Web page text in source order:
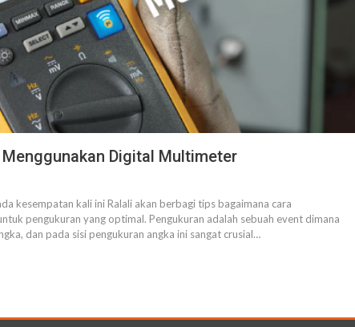
Digital Multimeter
kesempatan kali ini Ralali akan berbagi tips bagaimana cara
pengukuran yang optimal. Pengukuran adalah sebuah event dimana
dan pada sisi pengukuran angka ini sangat crusial…